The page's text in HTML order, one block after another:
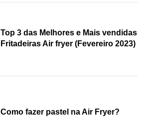
Top 3 das Melhores e Mais vendidas
Fritadeiras Air fryer (Fevereiro 2023)
Como fazer pastel na Air Fryer?